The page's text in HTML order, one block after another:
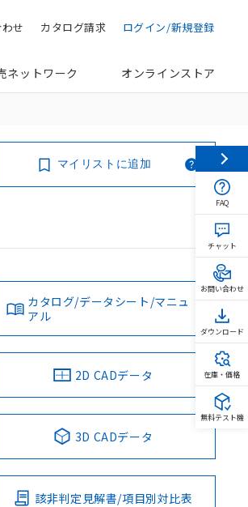
ログイン/新規登録
カタログ請求
せ
ネットワーク オンラインストア
マイリストに追加
カタログ/データシート/マニュ
アル
2D CADデータ
3D CADデータ
該非判定見解書/項目別対比表
FAQ
チャット
お問い合わせ
ダウンロード
在庫・価格
無料テスト機